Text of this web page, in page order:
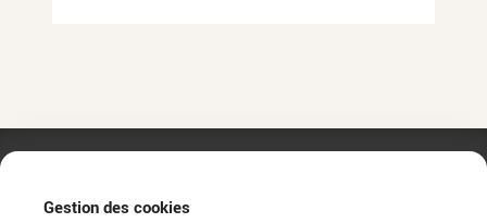
Gestion des cookies